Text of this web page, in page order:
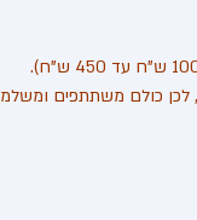
לכן כולם משתתפים